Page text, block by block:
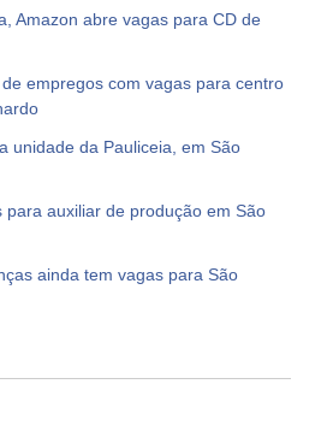
Amazon abre vagas para CD de
empregos com vagas para centro
unidade da Pauliceia, em São
para auxiliar de produção em São
ainda tem vagas para São